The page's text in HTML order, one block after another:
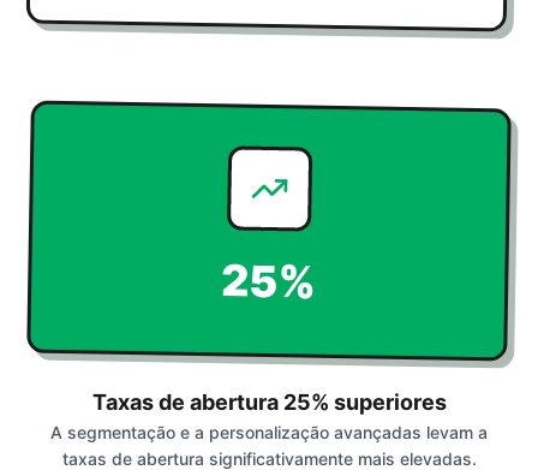
25%
Taxas de abertura 25% superiores
A segmentação e a personalização avançadas levam a
taxas de abertura significativamente mais elevadas.